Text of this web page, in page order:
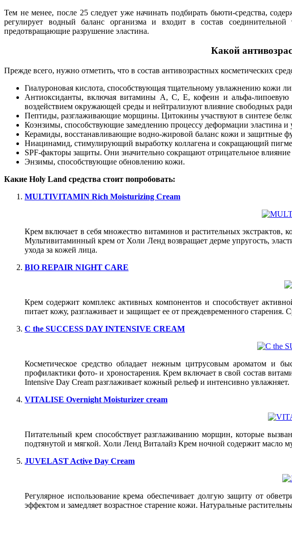
Тем не менее, после 25 следует уже начинать подбирать бьюти-средства,
регулирует водный баланс организма и входит в состав
предотвращающие разрушение эластина.
Какой
Прежде всего, нужно отметить, что в состав антивозрастных косметических
Гиалуроновая кислота, способствующая тщательному увлажнению кожи
Антиоксиданты, включая витамины A, C, E, кофеин и альфа-липоевую
воздействием окружающей среды и нейтрализуют влияние свободных
Пептиды, разглаживающие морщины. Цитокины участвуют в синтезе
Коэнзимы, способствующие замедлению процессу деформации эластина и
Керамиды, восстанавливающие водно-жировой баланс кожи и защитные
Ниацинамид, стимулирующий выработку коллагена и сокращающий
SPF-факторы защиты. Они значительно сокращают отрицательное влияние
Энзимы, способствующие обновлению кожи.
Какие Holy Land средства стоит попробовать:
MULTIVITAMIN Rich Moisturizing Cream
Крем включает в себя множество витаминов и растительных
Мультивитаминный крем от Холи Ленд возвращает дерме упругость,
ухода за кожей лица.
BIO REPAIR NIGHT CARE
Крем содержит комплекс активных компонентов и способствует
питает кожу, разглаживает и защищает ее от преждевременного старения.
C the SUCCESS DAY INTENSIVE CREAM
Косметическое средство обладает нежным цитрусовым ароматом и
профилактики фото- и хроностарения. Крем включает в свой состав
Intensive Day Cream разглаживает кожный рельеф и интенсивно увлажняет.
VITALISE Overnight Moisturizer cream
Питательный крем способствует разглаживанию морщин, которые
подтянутой и мягкой. Холи Ленд Виталайз Крем ночной содержит масло
JUVELAST Active Day Cream
Регулярное использование крема обеспечивает долгую защиту от
эффектом и замедляет возрастное старение кожи. Натуральные